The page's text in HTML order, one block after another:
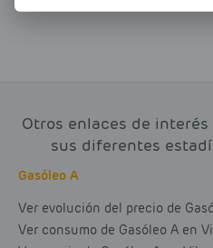
Otros enlaces de
sus diferentes
Gasóleo A
Ver evolución del precio de
Ver consumo de Gasóleo A en